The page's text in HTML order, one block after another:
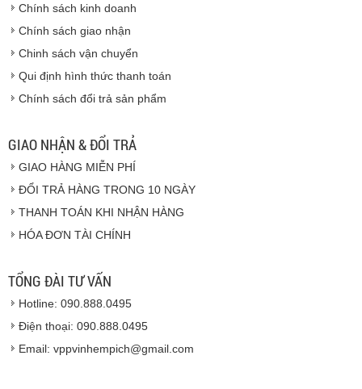
CAM KẾT CHẤT LƯỢNG
Hàng hóa được giao cho quý khách là hàng mới
100% nguyên đai nguyên kiện.
Vinhempich
độ bảo hành sản phẩm đối với nhà sản xuất hoặc
nhà nhập khẩu nếu sản phẩm bị lỗi hoặc hỏng hóc
Chính sách kinh doanh
Chính sách giao nhận
Chinh sách vận chuyển
Qui định hình thức thanh toán
Chính sách đổi trả sản phẩm
GIAO NHẬN & ĐỔI TRẢ
GIAO HÀNG MIỄN PHÍ
ĐỔI TRẢ HÀNG TRONG 10 NGÀY
THANH TOÁN KHI NHẬN HÀNG
HÓA ĐƠN TÀI CHÍNH
TỔNG ĐÀI TƯ VẤN
Hotline: 090.888.0495
Điện thoại: 090.888.0495
Email: vppvinhempich@gmail.com